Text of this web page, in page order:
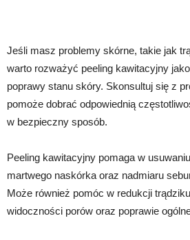
Jeśli masz problemy skórne, takie jak
warto rozważyć peeling kawitacyjny
poprawy stanu skóry. Skonsultuj się z
pomoże dobrać odpowiednią
w bezpieczny sposób.
Peeling kawitacyjny pomaga w
martwego naskórka oraz nadmiaru
Może również pomóc w redukcji
widoczności porów oraz poprawie